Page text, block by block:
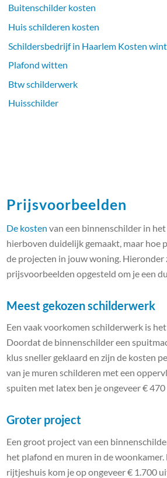
Buitenschilder kosten
Huis schilderen kosten
Schildersbedrijf in Haarlem Kosten
Plafond witten
Btw schilderwerk
Huisschilder
Prijsvoorbeelden
De kosten van een binnenschilder in
hierboven duidelijk gemaakt, maar hoe
de projecten in jouw woning. Hieronder
prijsvoorbeelden opgesteld om je een
Meest gekozen schilderwerk
Een vaak voorkomen schilderwerk is
Doordat de binnenschilder een
klus sneller geklaard en zijn de kosten
van je muren schilderen met een
spuiten met latex ben je ongeveer €
Groter project
Een groot project van een
het plafond en muren in de woonkamer.
rijtjeshuis kom je op ongeveer € 1.700